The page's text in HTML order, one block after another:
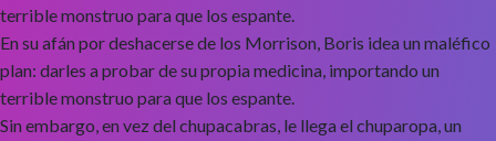
terrible monstruo para que los espante.
En su afán por deshacerse de los Morrison, Boris idea un maléfico
plan: darles a probar de su propia medicina, importando un
terrible monstruo para que los espante.
Sin embargo, en vez del chupacabras, le llega el chuparopa, un